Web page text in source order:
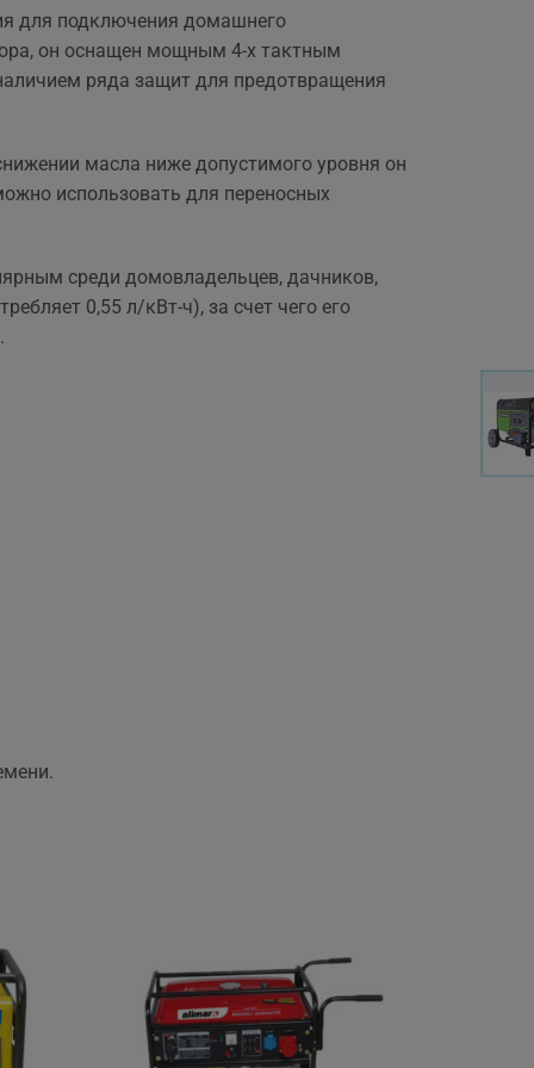
вийшла знову ж така сама,
що і пропонують в інших
магазинах. Тому перевага
тільки оперативність, і
встановлення.
для подключения домашнего
он оснащен мощным 4-х тактным
ряда защит для предотвращения
масла ниже допустимого уровня он
использовать для переносных
среди домовладельцев, дачников,
0,55 л/кВт-ч), за счет чего его